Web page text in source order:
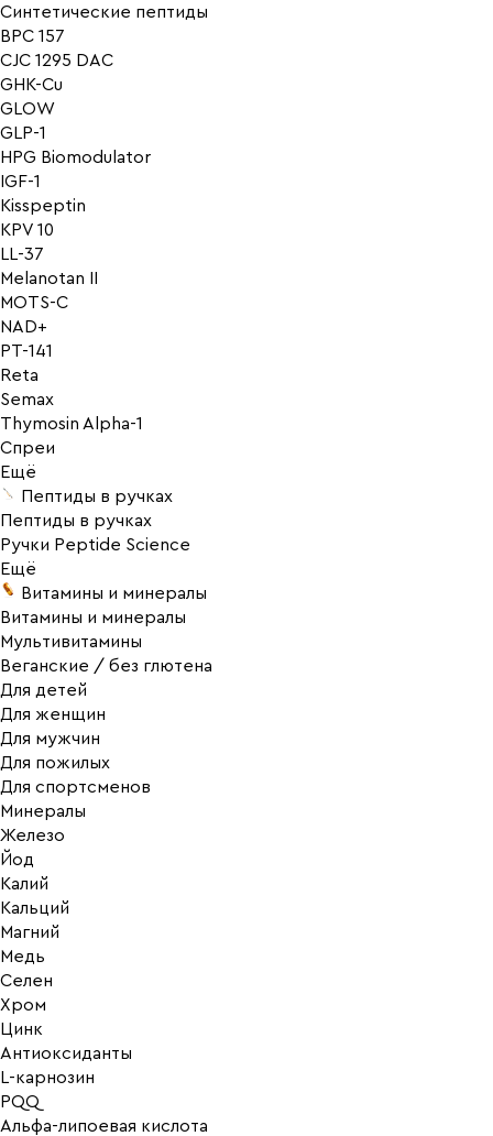
Синтетические пептиды
BPC 157
CJC 1295 DAC
GHK-Cu
GLOW
GLP-1
HPG Biomodulator
IGF-1
Kisspeptin
KPV 10
LL-37
Melanotan II
MOTS-C
NAD+
PT-141
Reta
Semax
Thymosin Alpha-1
Спреи
Ещё
Пептиды в ручках
Пептиды в ручках
Ручки Peptide Science
Ещё
Витамины и минералы
Витамины и минералы
Мультивитамины
Веганские / без глютена
Для детей
Для женщин
Для мужчин
Для пожилых
Для спортсменов
Минералы
Железо
Йод
Калий
Кальций
Магний
Медь
Селен
Хром
Цинк
Антиоксиданты
L-карнозин
PQQ
Альфа-липоевая кислота